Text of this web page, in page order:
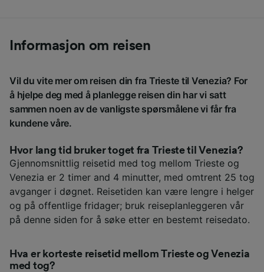
Informasjon om reisen
Vil du vite mer om reisen din fra Trieste til Venezia? For
å hjelpe deg med å planlegge reisen din har vi satt
sammen noen av de vanligste spørsmålene vi får fra
kundene våre.
Hvor lang tid bruker toget fra Trieste til Venezia?
Gjennomsnittlig reisetid med tog mellom Trieste og
Venezia er 2 timer and 4 minutter, med omtrent 25 tog
avganger i døgnet. Reisetiden kan være lengre i helger
og på offentlige fridager; bruk reiseplanleggeren vår
på denne siden for å søke etter en bestemt reisedato.
Hva er korteste reisetid mellom Trieste og Venezia
med tog?